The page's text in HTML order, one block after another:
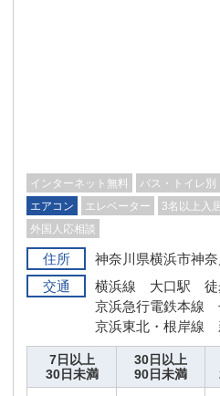
インターネット無料 バス・トイレ別
エアコン
エレベーター 3名以上入
外国人応相談
住所
神奈川県横浜市神
交通
横浜線 大口駅 徒
京浜急行電鉄本線
京浜東北・根岸線
7日以上
30日未満
30日以上
90日未満